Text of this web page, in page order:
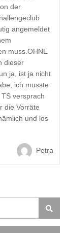
der
angemeldet
muss.OHNE
dieser
ja, ist ja nicht
ich musste
versprach
die Vorräte
und los
Petra